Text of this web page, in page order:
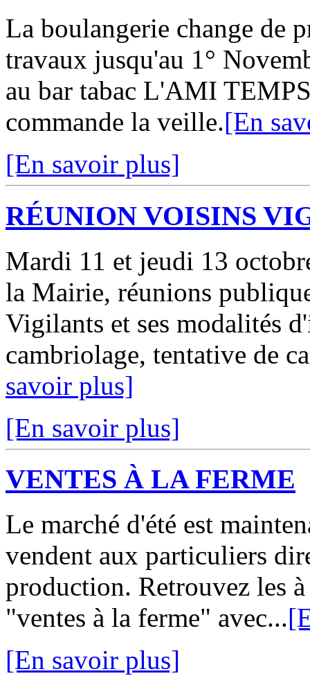
La boulangerie change de
travaux jusqu'au 1°
au bar tabac L'AMI
commande la veille.[En
[En savoir plus]
RÉUNION VOISINS
Mardi 11 et jeudi 13
la Mairie, réunions
Vigilants et ses modalités
cambriolage, tentative de
savoir plus]
[En savoir plus]
VENTES À LA FERME
Le marché d'été est
vendent aux particuliers
production. Retrouvez les
"ventes à la ferme" avec...
[En savoir plus]